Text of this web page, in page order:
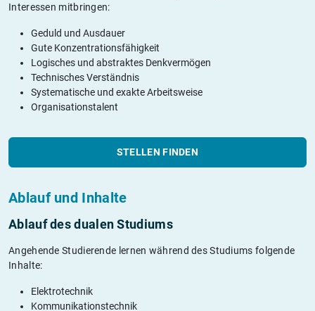
Interessen mitbringen:
Geduld und Ausdauer
Gute Konzentrationsfähigkeit
Logisches und abstraktes Denkvermögen
Technisches Verständnis
Systematische und exakte Arbeitsweise
Organisationstalent
STELLEN FINDEN
Ablauf und Inhalte
Ablauf des dualen Studiums
Angehende Studierende lernen während des Studiums folgende
Inhalte:
Elektrotechnik
Kommunikationstechnik